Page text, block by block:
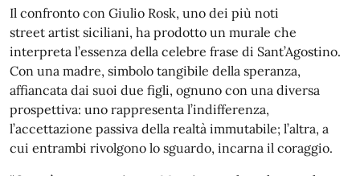
Il confronto con Giulio Rosk, uno dei più noti
street artist siciliani, ha prodotto un murale che
interpreta l’essenza della celebre frase di Sant’Agostino.
Con una madre, simbolo tangibile della speranza,
affiancata dai suoi due figli, ognuno con una diversa
prospettiva: uno rappresenta l’indifferenza,
l’accettazione passiva della realtà immutabile; l’altra, a
cui entrambi rivolgono lo sguardo, incarna il coraggio.